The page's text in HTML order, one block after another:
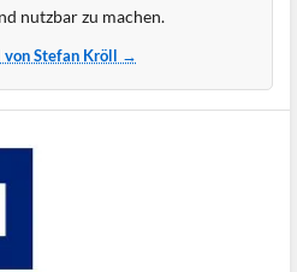
nutzbar zu machen.
Stefan Kröll →